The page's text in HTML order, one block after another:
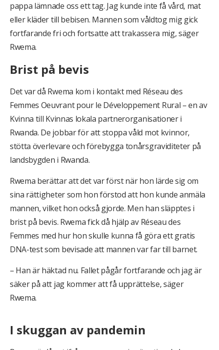
pappa lämnade oss ett tag. Jag kunde inte få vård, mat
eller kläder till bebisen. Mannen som våldtog mig gick
fortfarande fri och fortsatte att trakassera mig, säger
Rwema.
Brist på bevis
Det var då Rwema kom i kontakt med Réseau des
Femmes Oeuvrant pour le Développement Rural – en av
Kvinna till Kvinnas lokala partnerorganisationer i
Rwanda. De jobbar för att stoppa våld mot kvinnor,
stötta överlevare och förebygga tonårsgraviditeter på
landsbygden i Rwanda.
Rwema berättar att det var först när hon lärde sig om
sina rättigheter som hon förstod att hon kunde anmäla
mannen, vilket hon också gjorde. Men han släpptes i
brist på bevis. Rwema fick då hjälp av Réseau des
Femmes med hur hon skulle kunna få göra ett gratis
DNA-test som bevisade att mannen var far till barnet.
– Han är häktad nu. Fallet pågår fortfarande och jag är
säker på att jag kommer att få upprättelse, säger
Rwema.
I skuggan av pandemin